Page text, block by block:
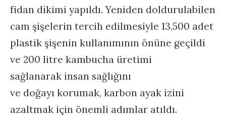
fidan dikimi yapıldı. Yeniden doldurulabilen
cam şişelerin tercih edilmesiyle 13,500 adet
plastik şişenin kullanımının önüne geçildi
ve 200 litre kambucha üretimi
sağlanarak insan sağlığını
ve doğayı korumak, karbon ayak izini
azaltmak için önemli adımlar atıldı.